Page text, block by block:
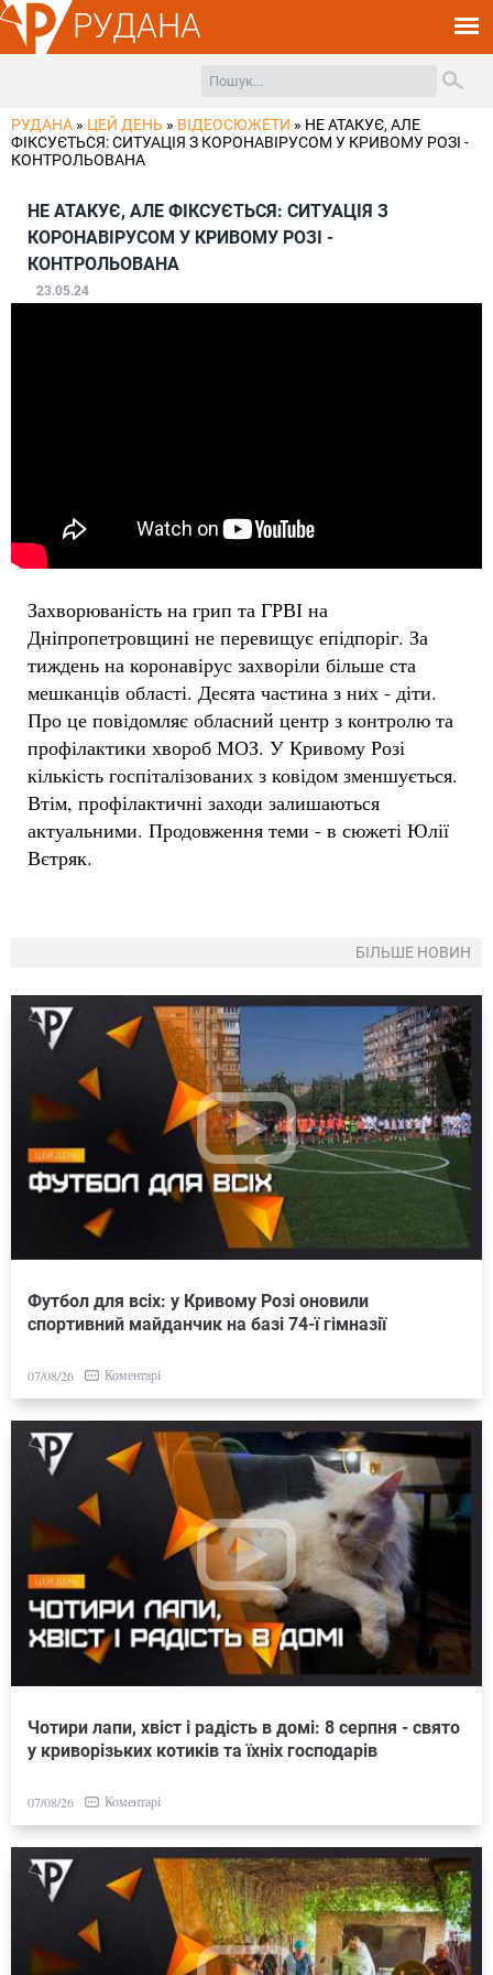
РУДАНА
РУДАНА » ЦЕЙ ДЕНЬ » ВІДЕОСЮЖЕТИ » НЕ АТАКУЄ, АЛЕ
ФІКСУЄТЬСЯ: СИТУАЦІЯ З КОРОНАВІРУСОМ У КРИВОМУ РОЗІ -
КОНТРОЛЬОВАНА
НЕ АТАКУЄ, АЛЕ ФІКСУЄТЬСЯ: СИТУАЦІЯ З
КОРОНАВІРУСОМ У КРИВОМУ РОЗІ -
КОНТРОЛЬОВАНА
23.05.24
Захворюваність на грип та ГРВІ на
Дніпропетровщині не перевищує епідпоріг. За
тиждень на коронавірус захворіли більше ста
мешканців області. Десята чаcтина з них - діти.
Про це повідомляє обласний центр з контролю та
профілактики хвороб МОЗ. У Кривому Розі
кількість госпіталізованих з ковідом зменшується.
Втім, профілактичні заходи залишаються
актуальними. Продовження теми - в сюжеті Юлії
Вєтряк.
БІЛЬШЕ НОВИН
Футбол для всіх: у Кривому Розі оновили
спортивний майданчик на базі 74-ї гімназії
07/08/26 Коментарі
Чотири лапи, хвіст і радість в домі: 8 серпня - свято
у криворізьких котиків та їхніх господарів
07/08/26 Коментарі